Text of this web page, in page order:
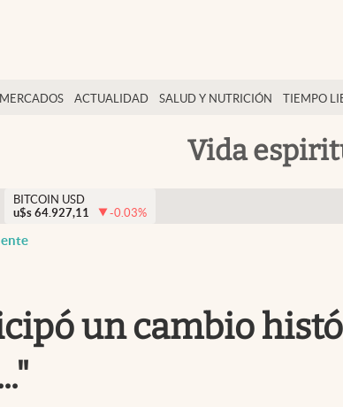
ACTUALIDAD SALUD Y NUTRICIÓN TIEMPO
Vida
BITCOIN USD
u$s 64.927,11 -0.03%
un cambio